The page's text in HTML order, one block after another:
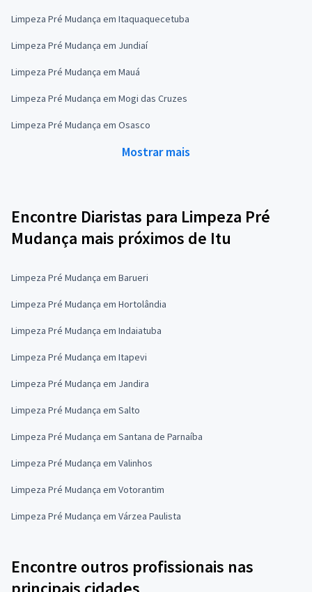
Limpeza Pré Mudança em Itaquaquecetuba
Limpeza Pré Mudança em Jundiaí
Limpeza Pré Mudança em Mauá
Limpeza Pré Mudança em Mogi das Cruzes
Limpeza Pré Mudança em Osasco
Mostrar mais
Encontre Diaristas para Limpeza Pré
Mudança mais próximos de Itu
Limpeza Pré Mudança em Barueri
Limpeza Pré Mudança em Hortolândia
Limpeza Pré Mudança em Indaiatuba
Limpeza Pré Mudança em Itapevi
Limpeza Pré Mudança em Jandira
Limpeza Pré Mudança em Salto
Limpeza Pré Mudança em Santana de Parnaíba
Limpeza Pré Mudança em Valinhos
Limpeza Pré Mudança em Votorantim
Limpeza Pré Mudança em Várzea Paulista
Encontre outros profissionais nas